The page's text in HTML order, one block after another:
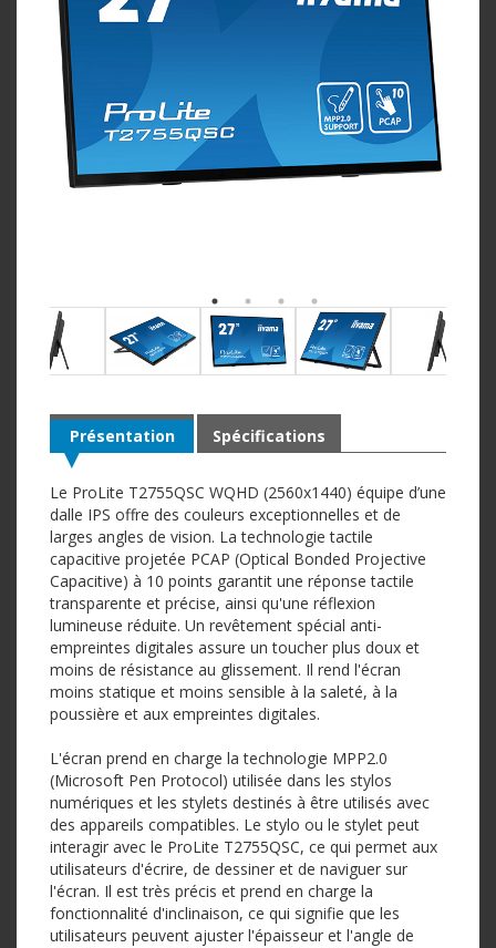
Présentation
Le ProLite T2755QSC WQHD (2560x1440) équipe d’une
dalle IPS offre des couleurs exceptionnelles et de
larges angles de vision. La technologie tactile
capacitive projetée PCAP (Optical Bonded Projective
Capacitive) à 10 points garantit une réponse tactile
transparente et précise, ainsi qu'une réflexion
lumineuse réduite. Un revêtement spécial anti-
empreintes digitales assure un toucher plus doux et
moins de résistance au glissement. Il rend l'écran
moins statique et moins sensible à la saleté, à la
poussière et aux empreintes digitales.
L'écran prend en charge la technologie MPP2.0
(Microsoft Pen Protocol) utilisée dans les stylos
numériques et les stylets destinés à être utilisés avec
des appareils compatibles. Le stylo ou le stylet peut
interagir avec le ProLite T2755QSC, ce qui permet aux
utilisateurs d'écrire, de dessiner et de naviguer sur
l'écran. Il est très précis et prend en charge la
fonctionnalité d'inclinaison, ce qui signifie que les
utilisateurs peuvent ajuster l'épaisseur et l'angle de
Spécifications